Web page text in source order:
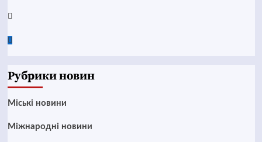
Twitter
Google
Рубрики новин
Mіські новини
Міжнародні новини